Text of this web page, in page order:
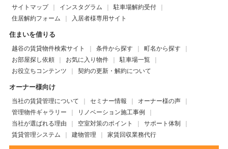
サイトマップ
インスタグラム
駐車場解約受付
住居解約フォーム
入居者様専用サイト
住まいを借りる
越谷の賃貸物件検索サイト 条件から探す
町名から探す
お部屋探し依頼
お気に入り物件
駐車場一覧
お役立ちコンテンツ
契約の更新・解約について
オーナー様向け
当社の賃貸管理について セミナー情報
オーナー様の声
管理物件ギャラリー
リノベーション施工事例
当社が選ばれる理由
空室対策のポイント
サポート体制
賃貸管理システム
建物管理 家賃回収業務代行